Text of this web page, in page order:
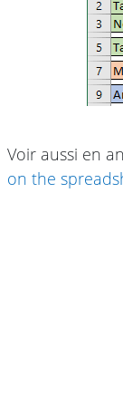
Voir aussi en
on the